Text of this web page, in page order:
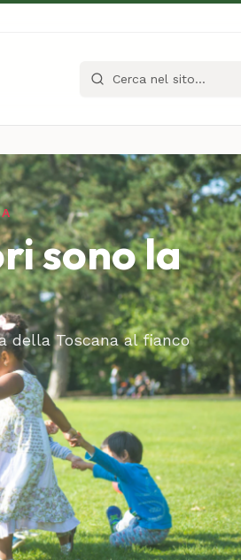
Cerca nel sito
sono la
della Toscana al fianco